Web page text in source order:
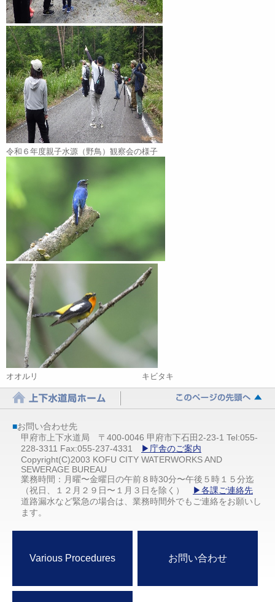
令和６年度親子水源（野鳥）観察会の様子
オオルリ キビタキ
■お問い合わせ先
甲府市上下水道局 〒400-0046 甲府市下石田2-23-1 Tel:055-
228-3311 Fax:055-237-4331
▶庁舎のご案内
Copyright(C)2003 KOFU CITY WATERWORKS AND
SEWERAGE BUREAU
業務時間：月曜〜金曜日の午前８時30分〜午後５時１５分迄
（祝日、１２月２９日〜１月３日を除く）
▶各課ご連絡先
道路漏水など緊急の場合は、業務時間外でもご連絡をお願いし
ます。
Various Procedures お問い合わせ